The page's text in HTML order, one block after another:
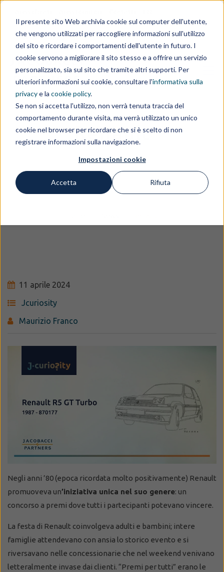
Il presente sito Web archivia cookie sul computer dell'utente,
che vengono utilizzati per raccogliere informazioni sull'utilizzo
del sito e ricordare i comportamenti dell'utente in futuro. I
cookie servono a migliorare il sito stesso e a offrire un servizio
personalizzato, sia sul sito che tramite altri supporti. Per
ulteriori informazioni sui cookie, consultare l'informativa sulla
privacye la cookie policy.
Se non si accetta l'utilizzo, non verrà tenuta traccia del
comportamento durante visita, ma verrà utilizzato un unico
cookie nel browser per ricordare che si è scelto di non
registrare informazioni sulla navigazione.
Impostazioni cookie
Accetta Rifiuta
IL GRUPPO
Renault
11 aprile 2024
Jcuriosity
Maurizio Franco
Negli anni ’80 (epoca ricordata molto positivamente) Renault
promuoveva un’iniziativa unica nel suo genere: un
concorso a premi dove tutti i partecipanti potevano vincere.
La festa di Renault coinvolgeva adulti e bambini; intere
famiglie attendevano con ansia lo storico evento e si
riversavano nelle concessionarie che nel weekend venivano
letteralmente invase dai clienti. “Premi per tutti” erano le